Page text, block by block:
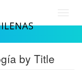
by Title